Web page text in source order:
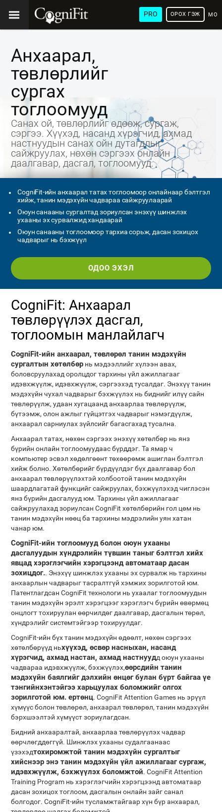
PRO
ХЭЛ
ОРОХ ГЭЖ
Анхаарал,
төвлөрлийг
сургах
тоглоомууд
Санах ой, төвлөрлийг өдөөж, сургаж,
сэргээ. Хүүхэд, насанд хүрэгчид, ахмад
настнуудын санах ойн дутагдлыг
сайжруулах, нөхөн сэргээх онлайн
даалгавар, дасгал, тоглоомууд.
CogniFit-ийн анхаарал татах тоглоомоор онлайнаар бэлтгэл
хийж, танин мэдэхүйн чадвараа сайжруулаарай
Оюун санааны сургалтад зориулсан энэхүү шинжлэх
ухааны эх сурвалжид хандаарай
Оюун санааны тоглоомоор тархиа сорьж, дасан зохицох
чадварыг нь бэхжүүл
ОДОО ЭХЭЛ
CogniFit: Анхаарал
төвлөрүүлэх дасгал,
тоглоомын манлайлагч
CogniFit-ийн анхаарал, төвлөрөл танин мэдэхүйн
сургалтын хөтөлбөр нь мэдээллийг хүлээн авах,
боловсруулахад оролцдог тархины үйл ажиллагааг
идэвхжүүлж, идэвхжүүлж, сэргээхэд тусалдаг. Энэхүү танин
мэдэхүйн чухал чадварыг бэхжүүлэх нь биднийг илүү сайн
төвлөрүүлж, удаан хугацаанд анхаарлаа төвлөрүүлж,
бүтээмж, олон ажлыг гүйцэтгэх чадварыг нэмэгдүүлж,
анхаарал сарниулах зүйлсийг багасгахад тусална.
Анхаарал татах, нөхөн сэргээх энэхүү хөтөлбөр нь янз
бүрийн онлайн тоглоомуудаас бүрддэг. Та ямар ч
компьютер эсвэл хөдөлгөөнт төхөөрөмж ашиглан бэлтгэл
хийж болно. Хөтөлбөрийг бүрдүүлдэг бүх даалгавар бол
анхаарал төвлөрүүлэхтэй холбоотой танин мэдэхүйн
шаардлагатай функцийг сайжруулах, бэхжүүлэхэд чиглэсэн
янз бүрийн дасгалууд юм. Тархины үйл ажиллагааг
сайжруулахад зориулсан CogniFit хөтөлбөрийн гол цөм нь
танин мэдэхүйн нөөц ба тархины мэдрэлийн уян хатан
чанар юм.
CogniFit-ийн тоглоомууд болон оюун ухааны
дасгалуудын хүндрэлийн түвшин таныг бэлтгэл хийх
явцад хэрэглэгчийн хэрэгцээнд автоматаар дасан
зохицдог.. Энэхүү шинжлэх ухааны эх сурвалж нь тархины
анхаарлын чадварыг тасралтгүй хэмжих зорилготой юм.
Патентлагдсан CogniFit технологи нь ухаалаг тоглоомуудын
танин мэдэхүйн эрэлт хэрэгцээг хэрэглэгч бүрийн өвөрмөц
онцлогт тохируулан өөрчилдөг даалгавар, дасгалын төрөл,
хүндрэлийг системтэйгээр тохируулдаг.
CogniFit-ийн бүх танин мэдэхүйн өдөөлт, нөхөн сэргээх
хөтөлбөрүүд ньхүүхэд, өсвөр насныхан, насанд
хүрэгчид, ахмад настан, ахмад настнуудд оюун ухааны
чадвараа идэвхжүүлж, бэхжүүлэх,өөрсдийн танин
мэдэхүйн баялгийг дэлхийн өнцөг булан бүрт байгаа үе
тэнгийнхэнтэйгээ харьцуулах боломжийг олгох
зорилготой юм. ертөнц. CogniFit Attention Games нь эрүүл
хүмүүс болон төвлөрөл, анхаарал төвлөрөл, танин мэдэхүйн
бэрхшээлтэй хүмүүст зориулагдсан.
Бидний анхааралтай, анхаарлаа төвлөрүүлэх чадвар
өөрчлөгддөггүй. Шинжлэх ухааны судалгаанаас
үзэхэдтохиромжтой танин мэдэхүйн сургалтыг
хийснээр энэ танин мэдэхүйн үйл ажиллагааг сургаж,
идэвхжүүлж, бэхжүүлэх боломжтой. CogniFit Attention
Training Program нь хэрэглэгчийн хэрэгцээнд автоматаар
дасан зохицох тоглоом, дасгалын онлайн зайг санал
болгодог. CogniFit-ийн тусламжтайгаар хүн бүр анхаарал,